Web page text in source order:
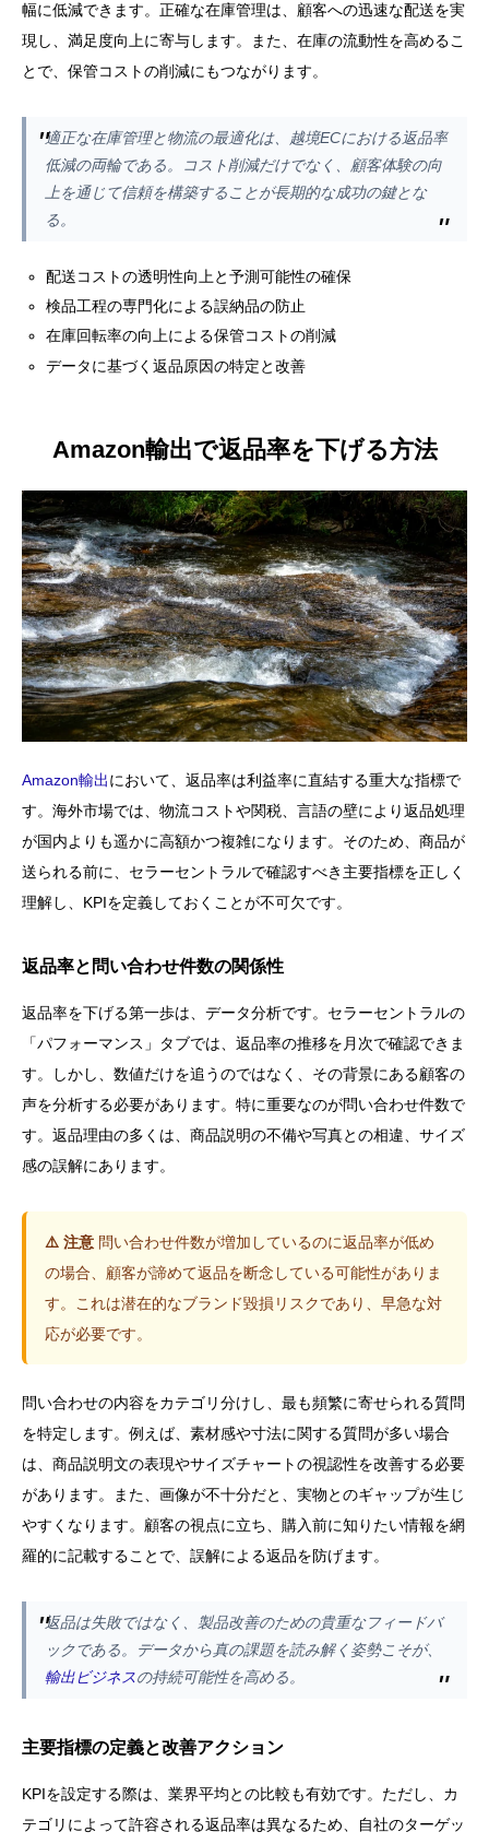
幅に低減できます。正確な在庫管理は、顧客への迅速な配送を実
現し、満足度向上に寄与します。また、在庫の流動性を高めるこ
とで、保管コストの削減にもつながります。
適正な在庫管理と物流の最適化は、越境ECにおける返品率
低減の両輪である。コスト削減だけでなく、顧客体験の向
上を通じて信頼を構築することが長期的な成功の鍵とな
る。
配送コストの透明性向上と予測可能性の確保
検品工程の専門化による誤納品の防止
在庫回転率の向上による保管コストの削減
データに基づく返品原因の特定と改善
Amazon輸出で返品率を下げる方法
Amazon輸出において、返品率は利益率に直結する重大な指標で
す。海外市場では、物流コストや関税、言語の壁により返品処理
が国内よりも遥かに高額かつ複雑になります。そのため、商品が
送られる前に、セラーセントラルで確認すべき主要指標を正しく
理解し、KPIを定義しておくことが不可欠です。
返品率と問い合わせ件数の関係性
返品率を下げる第一歩は、データ分析です。セラーセントラルの
「パフォーマンス」タブでは、返品率の推移を月次で確認できま
す。しかし、数値だけを追うのではなく、その背景にある顧客の
声を分析する必要があります。特に重要なのが問い合わせ件数で
す。返品理由の多くは、商品説明の不備や写真との相違、サイズ
感の誤解にあります。
⚠️ 注意問い合わせ件数が増加しているのに返品率が低め
の場合、顧客が諦めて返品を断念している可能性がありま
す。これは潜在的なブランド毀損リスクであり、早急な対
応が必要です。
問い合わせの内容をカテゴリ分けし、最も頻繁に寄せられる質問
を特定します。例えば、素材感や寸法に関する質問が多い場合
は、商品説明文の表現やサイズチャートの視認性を改善する必要
があります。また、画像が不十分だと、実物とのギャップが生じ
やすくなります。顧客の視点に立ち、購入前に知りたい情報を網
羅的に記載することで、誤解による返品を防げます。
返品は失敗ではなく、製品改善のための貴重なフィードバ
ックである。データから真の課題を読み解く姿勢こそが、
輸出ビジネスの持続可能性を高める。
主要指標の定義と改善アクション
KPIを設定する際は、業界平均との比較も有効です。ただし、カ
テゴリによって許容される返品率は異なるため、自社のターゲッ